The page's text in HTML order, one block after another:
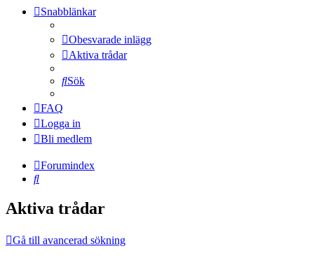
Snabblänkar
Obesvarade inlägg
Aktiva trådar
Sök
FAQ
Logga in
Bli medlem
Forumindex
Sök
Aktiva trådar
Gå till avancerad sökning